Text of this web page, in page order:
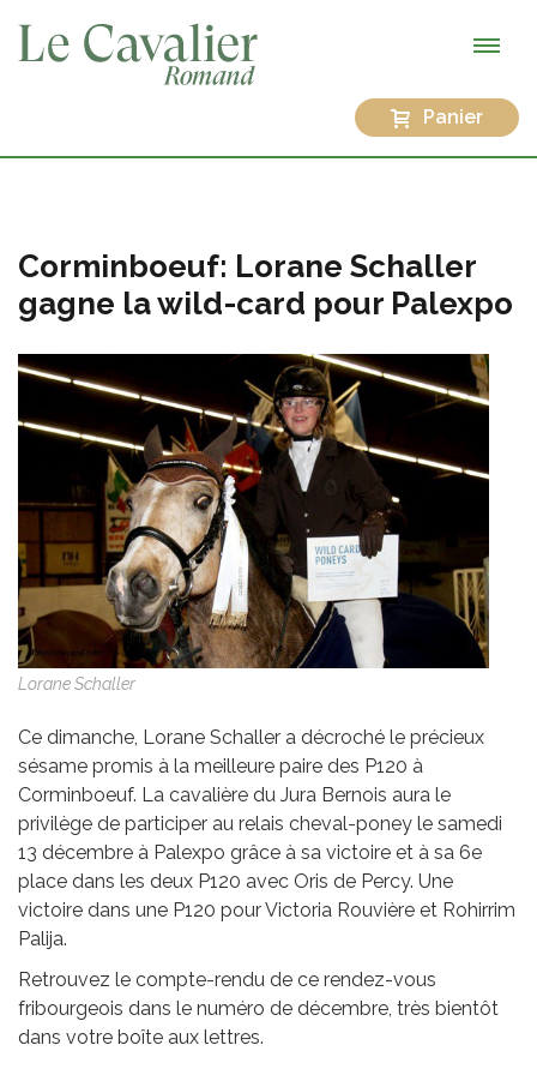
Panier
Corminboeuf: Lorane Schaller
gagne la wild-card pour Palexpo
Lorane Schaller
Ce dimanche, Lorane Schaller a décroché le précieux
sésame promis à la meilleure paire des P120 à
Corminboeuf. La cavalière du Jura Bernois aura le
privilège de participer au relais cheval-poney le samedi
13 décembre à Palexpo grâce à sa victoire et à sa 6e
place dans les deux P120 avec Oris de Percy. Une
victoire dans une P120 pour Victoria Rouvière et Rohirrim
Palija.
Retrouvez le compte-rendu de ce rendez-vous
fribourgeois dans le numéro de décembre, très bientôt
dans votre boîte aux lettres.